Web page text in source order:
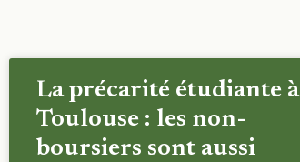
La précarité étudiante à
Toulouse : les non-
boursiers sont aussi